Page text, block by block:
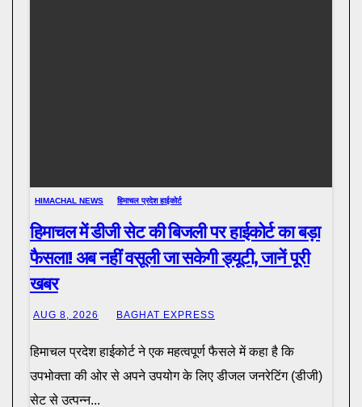
HIMACHAL NEWS हिमाचल प्रदेश हाईकोर्ट
हिमाचल में डीजी सेट की बिजली पर हाईकोर्ट का बड़ा
फैसला! अब नहीं वसूली जा सकेगी ड्यूटी, जानें पूरी
खबर
AUG 8, 2026 BAGHAT EXPRESS
हिमाचल प्रदेश हाईकोर्ट ने एक महत्वपूर्ण फैसले में कहा है कि
उपभोक्ता की ओर से अपने उपयोग के लिए डीजल जनरेटिंग (डीजी)
सेट से उत्पन्न...